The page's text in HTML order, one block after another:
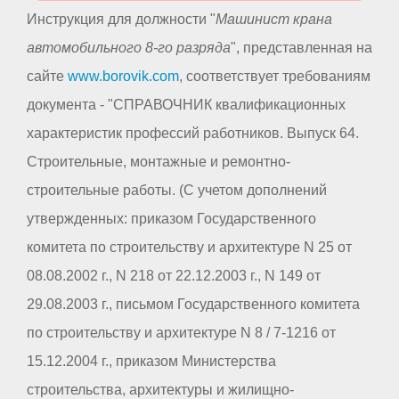
Инструкция для должности "Машинист крана
автомобильного 8-го разряда", представленная на
сайте www.borovik.com, соответствует требованиям
документа - "СПРАВОЧНИК квалификационных
характеристик профессий работников. Выпуск 64.
Строительные, монтажные и ремонтно-
строительные работы. (С учетом дополнений
утвержденных: приказом Государственного
комитета по строительству и архитектуре N 25 от
08.08.2002 г., N 218 от 22.12.2003 г., N 149 от
29.08.2003 г., письмом Государственного комитета
по строительству и архитектуре N 8 / 7-1216 от
15.12.2004 г., приказом Министерства
строительства, архитектуры и жилищно-